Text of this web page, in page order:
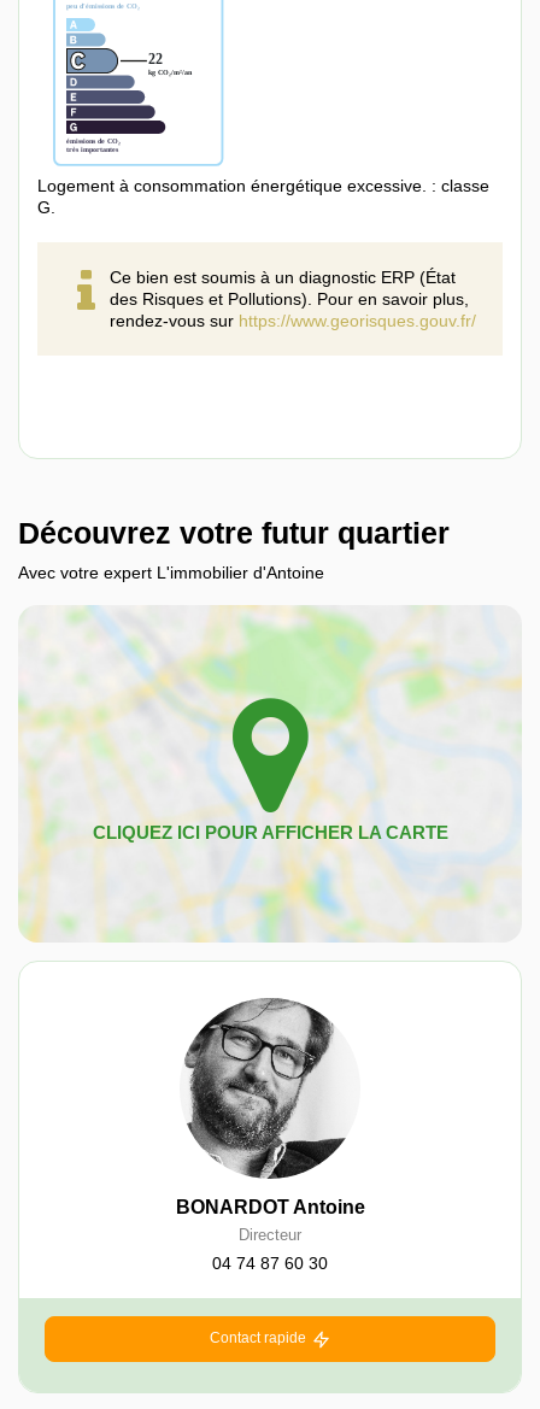
Logement à consommation énergétique excessive. : classe
G.
Ce bien est soumis à un diagnostic ERP (État
des Risques et Pollutions). Pour en savoir plus,
rendez-vous sur https://www.georisques.gouv.fr/
Découvrez votre futur quartier
Avec votre expert L'immobilier d'Antoine
BONARDOT Antoine
Directeur
04 74 87 60 30
Contact rapide